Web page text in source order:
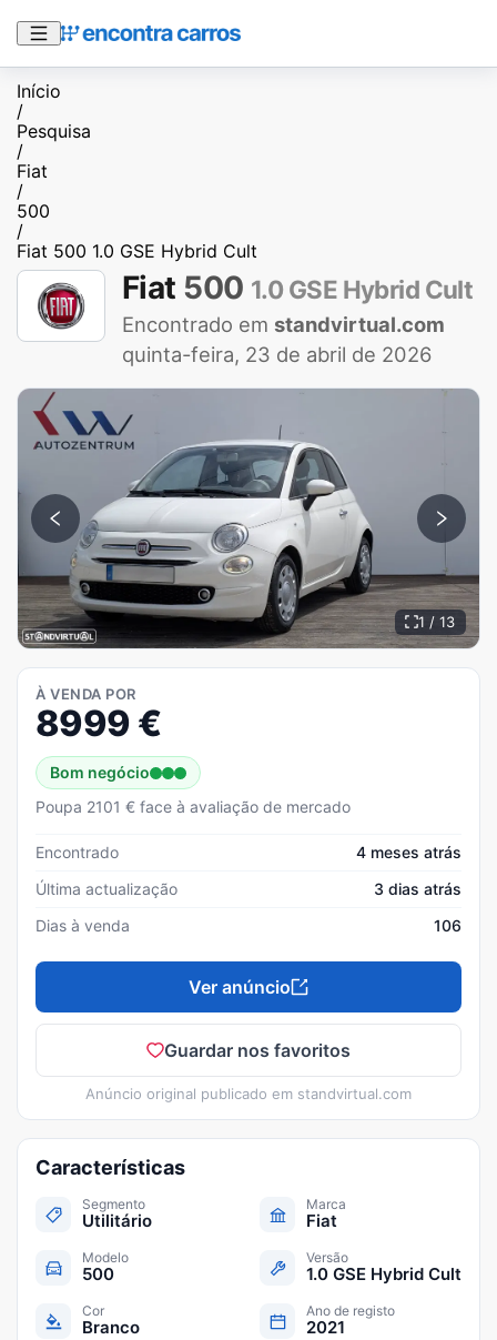
Início
/
Pesquisa
/
Fiat
/
500
/
Fiat 500 1.0 GSE Hybrid Cult
Fiat 500 1.0 GSE Hybrid Cult
Encontrado em standvirtual.com
quinta-feira, 23 de abril de 2026
1 / 13
À VENDA POR
8999 €
Bom negócio
Poupa 2101 € face à avaliação de mercado
Encontrado
4 meses atrás
Última actualização
3 dias atrás
Dias à venda
106
Ver anúncio
Guardar nos favoritos
Anúncio original publicado em standvirtual.com
Características
Segmento
Utilitário
Marca
Fiat
Modelo
500
Versão
1.0 GSE Hybrid Cult
Cor
Branco
Ano de registo
2021